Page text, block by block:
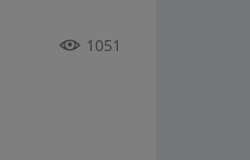
1051